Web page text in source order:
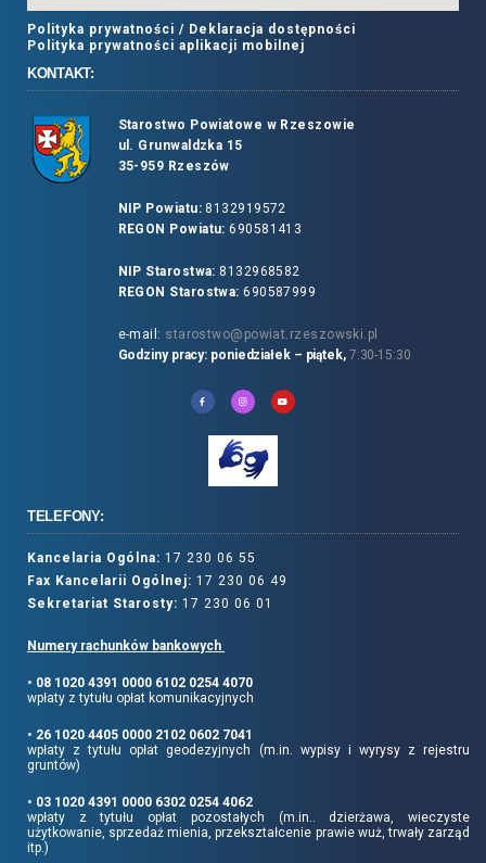
Polityka prywatności / Deklaracja dostępności
Polityka prywatności aplikacji mobilnej
KONTAKT:
Starostwo Powiatowe w Rzeszowie
ul. Grunwaldzka 15
35-959 Rzeszów
NIP Powiatu:8132919572
REGON Powiatu: 690581413
NIP Starostwa: 8132968582
REGON Starostwa: 690587999
e-mail: starostwo@powiat.rzeszowski.pl
Godziny pracy: poniedziałek – piątek, 7:30-15:30
TELEFONY:
Kancelaria Ogólna: 17 230 06 55
Fax Kancelarii Ogólnej: 17 230 06 49
Sekretariat Starosty: 17 230 06 01
Numery rachunków bankowych
• 08 1020 4391 0000 6102 0254 4070
wpłaty z tytułu opłat komunikacyjnych
• 26 1020 4405 0000 2102 0602 7041
wpłaty z tytułu opłat geodezyjnych (m.in. wypisy i wyrysy z rejestru
gruntów)
• 03 1020 4391 0000 6302 0254 4062
wpłaty z tytułu opłat pozostałych (m.in.. dzierżawa, wieczyste
użytkowanie, sprzedaż mienia, przekształcenie prawie wuż, trwały zarząd
itp.)